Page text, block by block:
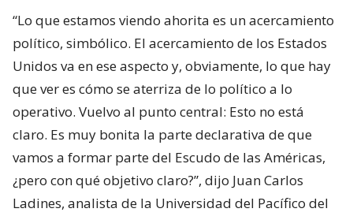
“Lo que estamos viendo ahorita es un acercamiento
político, simbólico. El acercamiento de los Estados
Unidos va en ese aspecto y, obviamente, lo que hay
que ver es cómo se aterriza de lo político a lo
operativo. Vuelvo al punto central: Esto no está
claro. Es muy bonita la parte declarativa de que
vamos a formar parte del Escudo de las Américas,
¿pero con qué objetivo claro?”, dijo Juan Carlos
Ladines, analista de la Universidad del Pacífico del